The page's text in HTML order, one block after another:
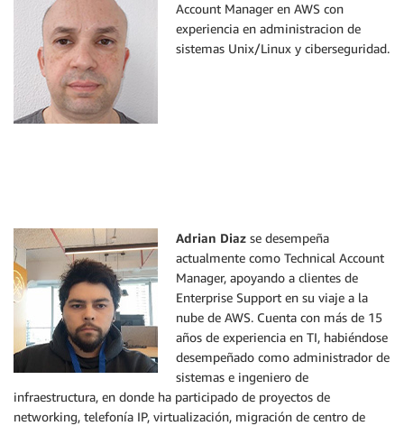
Account Manager en AWS con
experiencia en administracion de
sistemas Unix/Linux y ciberseguridad.
Adrian Diaz se desempeña
actualmente como Technical Account
Manager, apoyando a clientes de
Enterprise Support en su viaje a la
nube de AWS. Cuenta con más de 15
años de experiencia en TI, habiéndose
desempeñado como administrador de
sistemas e ingeniero de
infraestructura, en donde ha participado de proyectos de
networking, telefonía IP, virtualización, migración de centro de